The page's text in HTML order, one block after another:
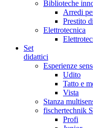
Biblioteche
Arredi
Prestito
Elettrotecnica
Set
didattici
Esperienze
Udito
Tatto e
Vista
Stanza
fischertechnik
Profi